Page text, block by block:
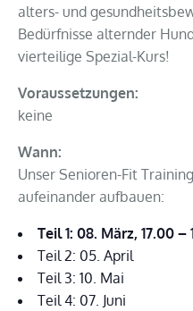
alters- und
Bedürfnisse alternder
vierteilige Spezial-Kurs!
Voraussetzungen:
keine
Wann:
Unser Senioren-Fit
aufeinander aufbauen:
Teil 1: 08. März, 17.00 –
Teil 2: 05. April
Teil 3: 10. Mai
Teil 4: 07. Juni